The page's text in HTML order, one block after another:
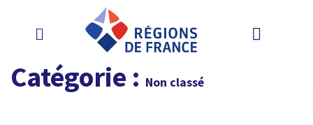
Catégorie : Non classé